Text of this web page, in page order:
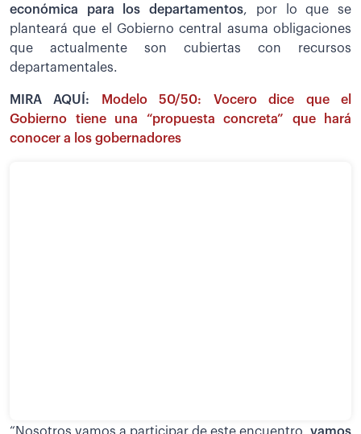
económica para los departamentos, por lo que se
planteará que el Gobierno central asuma obligaciones
que actualmente son cubiertas con recursos
departamentales.
MIRA AQUÍ:
Modelo 50/50: Vocero dice que el
Gobierno tiene una “propuesta concreta” que hará
conocer a los gobernadores
“Nosotros vamos a participar de este encuentro, vamos